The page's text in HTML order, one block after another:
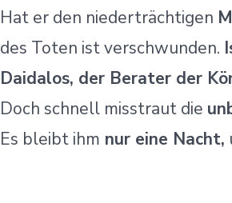
Hat er den niederträchtigen
des Toten ist verschwunden.
Daidalos, der Berater der
Doch schnell misstraut die
Es bleibt ihm nur eine Nacht,